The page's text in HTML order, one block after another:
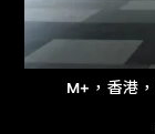
M+，香港
關於M+